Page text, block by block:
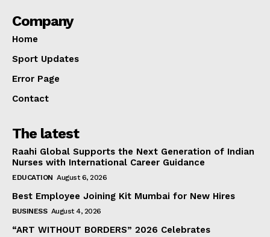
Company
Home
Sport Updates
Error Page
Contact
The latest
Raahi Global Supports the Next Generation of Indian
Nurses with International Career Guidance
EDUCATION August 6, 2026
Best Employee Joining Kit Mumbai for New Hires
BUSINESS August 4, 2026
“ART WITHOUT BORDERS” 2026 Celebrates